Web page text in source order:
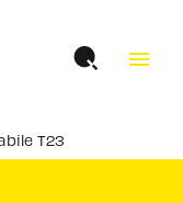
menu
T23